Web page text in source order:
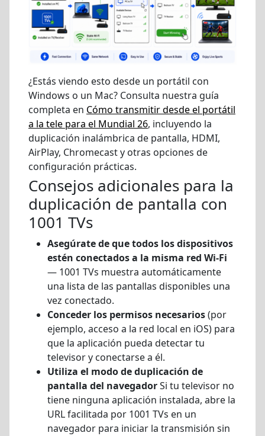
¿Estás viendo esto desde un portátil con
Windows o un Mac? Consulta nuestra guía
completa en Cómo transmitir desde el portátil
a la tele para el Mundial 26, incluyendo la
duplicación inalámbrica de pantalla, HDMI,
AirPlay, Chromecast y otras opciones de
configuración prácticas.
Consejos adicionales para la
duplicación de pantalla con
1001 TVs
Asegúrate de que todos los dispositivos
estén conectados a la misma red Wi-Fi
— 1001 TVs muestra automáticamente
una lista de las pantallas disponibles una
vez conectado.
Conceder los permisos necesarios(por
ejemplo, acceso a la red local en iOS) para
que la aplicación pueda detectar tu
televisor y conectarse a él.
Utiliza el modo de duplicación de
pantalla del navegadorSi tu televisor no
tiene ninguna aplicación instalada, abre la
URL facilitada por 1001 TVs en un
navegador para iniciar la transmisión sin